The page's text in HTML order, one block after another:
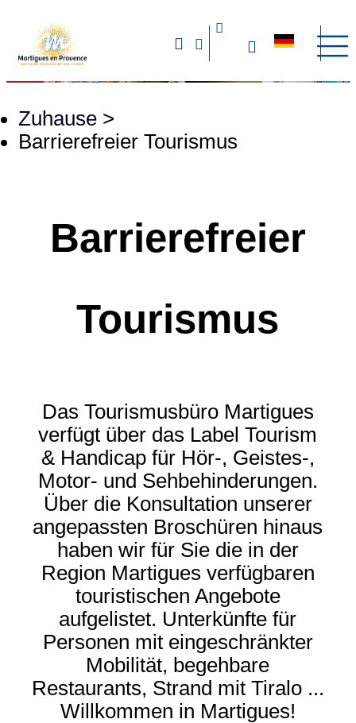
Zuhause >
Barrierefreier Tourismus
Barrierefreier
Tourismus
Das Tourismusbüro Martigues
verfügt über das Label Tourism
& Handicap für Hör-, Geistes-,
Motor- und Sehbehinderungen.
Über die Konsultation unserer
angepassten Broschüren hinaus
haben wir für Sie die in der
Region Martigues verfügbaren
touristischen Angebote
aufgelistet. Unterkünfte für
Personen mit eingeschränkter
Mobilität, begehbare
Restaurants, Strand mit Tiralo ...
Willkommen in Martigues!